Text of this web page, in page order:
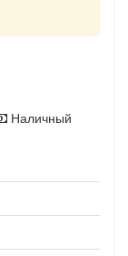
Наличный